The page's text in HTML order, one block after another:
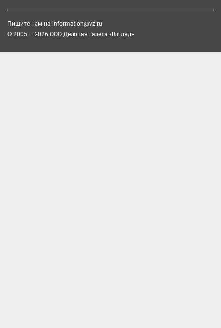
Пишите нам на information@vz.ru
© 2005 — 2026 ООО Деловая газета «Взгляд»